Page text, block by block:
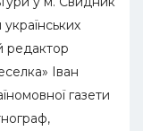
редактор
Іван
газети